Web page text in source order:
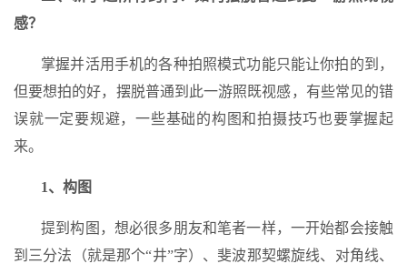
感？
掌握并活用手机的各种拍照模式功能只能让你拍的到，
但要想拍的好，摆脱普通到此一游照既视感，有些常见的错
误就一定要规避，一些基础的构图和拍摄技巧也要掌握起
来。
1、构图
提到构图，想必很多朋友和笔者一样，一开始都会接触
到三分法（就是那个“井”字）、斐波那契螺旋线、对角线、